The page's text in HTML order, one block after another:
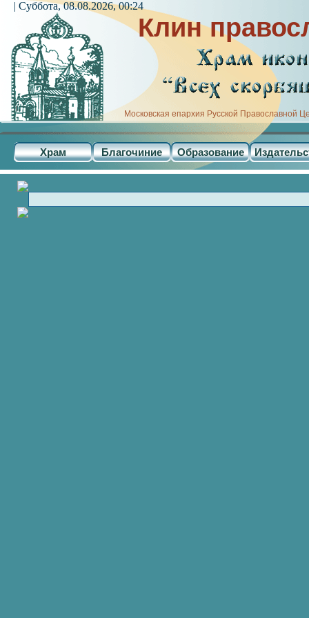
Клин
Московская епархия Русской Православной
Храм Благочиние Образование
| Суббота, 08.08.2026, 00:24